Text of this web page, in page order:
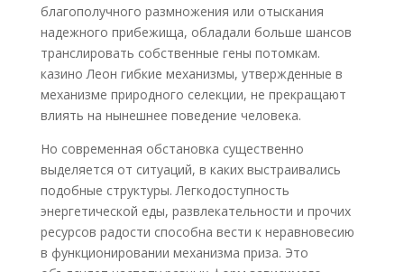
благополучного размножения или отыскания
надежного прибежища, обладали больше шансов
транслировать собственные гены потомкам.
казино Леон гибкие механизмы, утвержденные в
механизме природного селекции, не прекращают
влиять на нынешнее поведение человека.
Но современная обстановка существенно
выделяется от ситуаций, в каких выстраивались
подобные структуры. Легкодоступность
энергетической еды, развлекательности и прочих
ресурсов радости способна вести к неравновесию
в функционировании механизма приза. Это